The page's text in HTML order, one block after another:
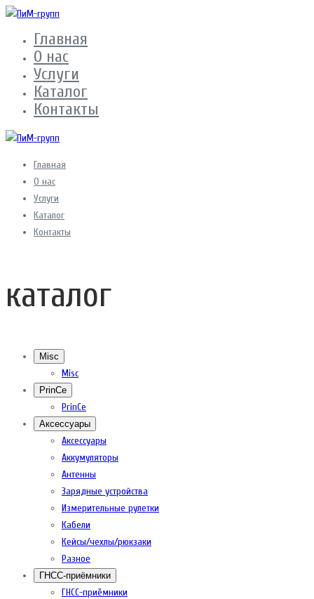
Главная
О нас
Услуги
Каталог
Контакты
Главная
О нас
Услуги
Каталог
Контакты
каталог
Misc
Misc
PrinCe
PrinCe
Аксессуары
Аксессуары
Аккумуляторы
Антенны
Зарядные устройства
Измерительные рулетки
Кабели
Кейсы/чехлы/рюкзаки
Разное
ГНСС-приёмники
ГНСС-приёмники